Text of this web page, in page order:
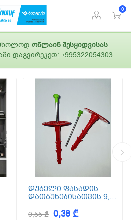
0
მხოლოდ ონლაინ შესყიდვისას.
დაგვირეკეთ: +995322054303
დუბელი ფასადის
დათბუნებისათვის 9,5
0,55 ₾ 0,38 ₾